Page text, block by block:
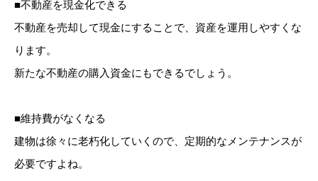
■不動産を現金化できる
不動産を売却して現金にすることで、資産を運用しやすくな
ります。
新たな不動産の購入資金にもできるでしょう。
■維持費がなくなる
建物は徐々に老朽化していくので、定期的なメンテナンスが
必要ですよね。